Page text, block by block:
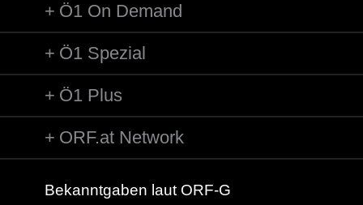
Ö1 On Demand
Ö1 Spezial
Ö1 Plus
ORF.at Network
Bekanntgaben laut ORF-G